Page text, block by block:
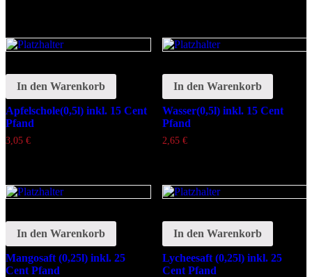
In den Warenkorb
Apfelschole(0,5l) inkl. 15 Cent
Pfand
3,05 €
In den Warenkorb
Wasser(0,5l) inkl. 15 Cent
Pfand
2,65 €
In den Warenkorb
Mangosaft (0,25l) inkl. 25
Cent Pfand
In den Warenkorb
Lycheesaft (0,25l) inkl. 25
Cent Pfand